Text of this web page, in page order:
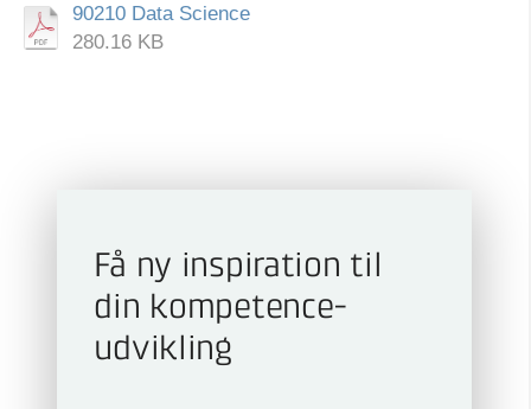
90210 Data Science
280.16 KB
Få ny inspiration til
din kompetence­
udvikling